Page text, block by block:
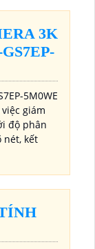
3K
5M0WE
giám
độ phân
nét, kết